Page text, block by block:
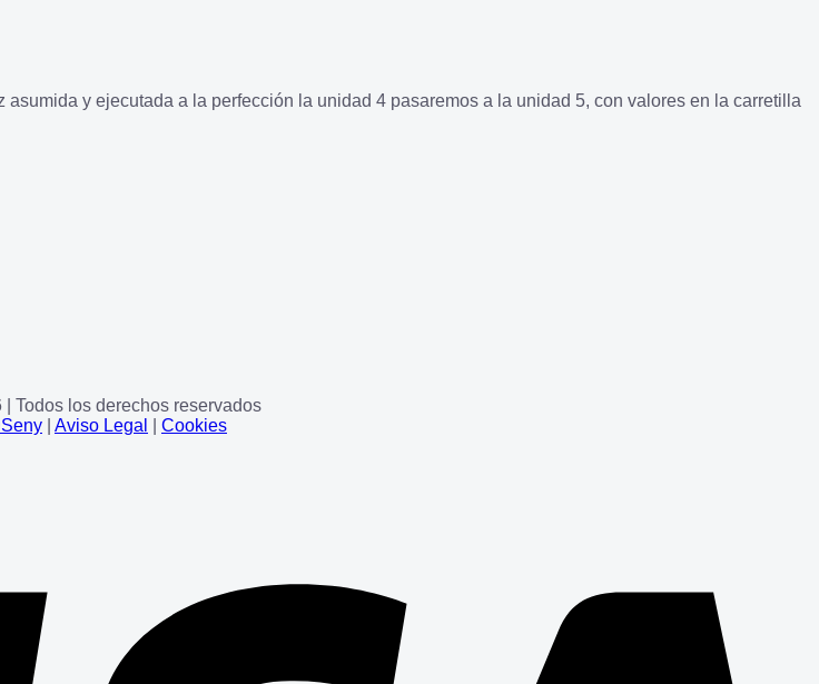
y ejecutada a la perfección la unidad 4 pasaremos a la unidad 5, con valores en la carretilla
Todos los derechos reservados
Aviso Legal Cookies